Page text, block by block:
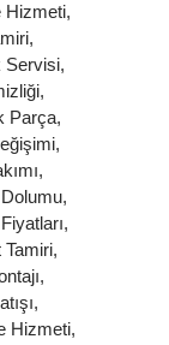
Hizmeti,
,
Servisi,
,
Parça,
,
,
,
,
,
,
,
Hizmeti,